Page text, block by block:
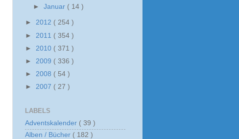
►Januar ( 14 )
► 2012 ( 254 )
► 2011 ( 354 )
► 2010 ( 371 )
► 2009 ( 336 )
► 2008 ( 54 )
► 2007 ( 27 )
LABELS
Adventskalender ( 39 )
Alben / Bücher ( 182 )